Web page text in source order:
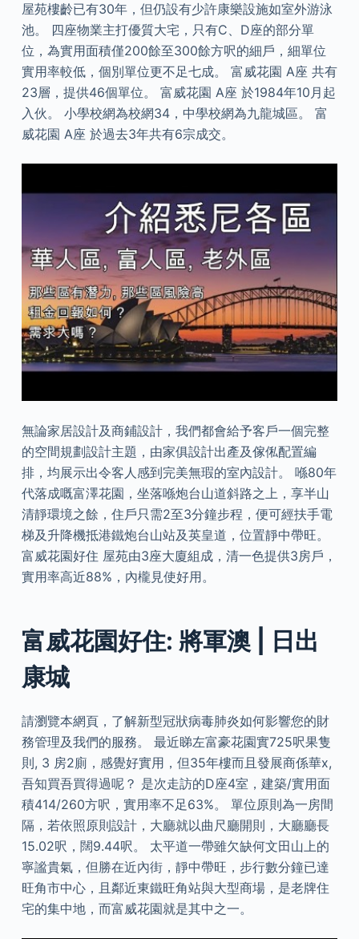
屋苑樓齡已有30年，但仍設有少許康樂設施如室外游泳
池。 四座物業主打優質大宅，只有C、D座的部分單
位，為實用面積僅200餘至300餘方呎的細戶，細單位
實用率較低，個別單位更不足七成。 富威花園 A座 共有
23層，提供46個單位。 富威花園 A座 於1984年10月起
入伙。 小學校網為校網34，中學校網為九龍城區。 富
威花園 A座 於過去3年共有6宗成交。
無論家居設計及商鋪設計，我們都會給予客戶一個完整
的空間規劃設計主題，由家俱設計出產及傢俬配置編
排，均展示出令客人感到完美無瑕的室內設計。 喺80年
代落成嘅富澤花園，坐落喺炮台山道斜路之上，享半山
清靜環境之餘，住戶只需2至3分鐘步程，便可經扶手電
梯及升降機抵港鐵炮台山站及英皇道，位置靜中帶旺。
富威花園好住 屋苑由3座大廈組成，清一色提供3房戶，
實用率高近88%，內櫳見使好用。
富威花園好住: 將軍澳 | 日出
康城
請瀏覽本網頁，了解新型冠狀病毒肺炎如何影響您的財
務管理及我們的服務。 最近睇左富豪花園實725呎果隻
則, 3 房2廁，感覺好實用，但35年樓而且發展商係華x,
吾知買吾買得過呢？ 是次走訪的D座4室，建築/實用面
積414/260方呎，實用率不足63%。 單位原則為一房間
隔，若依照原則設計，大廳就以曲尺廳開則，大廳廳長
15.02呎，闊9.44呎。 太平道一帶雖欠缺何文田山上的
寧謐貴氣，但勝在近內街，靜中帶旺，步行數分鐘已達
旺角市中心，且鄰近東鐵旺角站與大型商場，是老牌住
宅的集中地，而富威花園就是其中之一。